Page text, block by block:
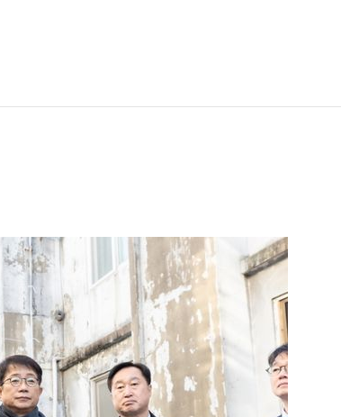
1
"숙련된 모습" 통영 60대女
제로 갈 가능성 있나…범인의
2
李, '개미 반발'에 'ISA 개편
민의힘 "'남 탓 쇼' 멈춰라"
3
천안 교회서 의식 잃은 11세
경찰, 학대 치사 여부 수사